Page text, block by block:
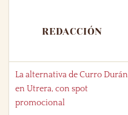
REDACCIÓN
La alternativa de Curro Durán
en Utrera, con spot
promocional